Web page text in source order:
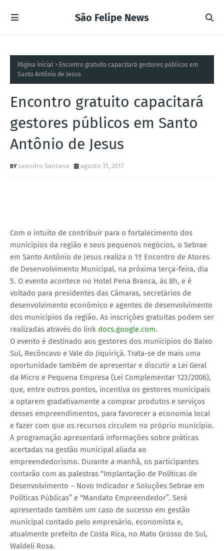
São Felipe News
Página inicial
Encontro gratuito capacitará gestores públicos em
Santo Antônio de Jesus
Encontro gratuito capacitará
gestores públicos em Santo
Antônio de Jesus
Leandro Santana agosto 31, 2017
Com o intuito de contribuir para o fortalecimento dos
municípios da região e seus pequenos negócios, o Sebrae
em Santo Antônio de Jesus realiza o 1º Encontro de Atores
de Desenvolvimento Municipal, na próxima terça-feira, dia
5. O evento acontece no Hotel Pena Branca, às 8h, e é
voltado para presidentes das Câmaras, secretários de
desenvolvimento econômico e agentes de desenvolvimento
dos municípios da região. As inscrições gratuitas podem ser
realizadas através do link docs.google.com.
O evento é destinado aos gestores dos municípios do Baixo
Sul, Recôncavo e Vale do Jiquiriçá. Trata-se de mais uma
oportunidade também de apresentar e discutir a Lei Geral
da Micro e Pequena Empresa (Lei Complementar 123/2006),
que, entre outros pontos, incentiva os gestores municipais
a optarem gradativamente a comprar produtos e serviços
desses empreendimentos, para favorecer a economia local
e fazer com que os recursos circulem no próprio município.
A programação apresentará informações sobre práticas
acertadas na gestão municipal aliada ao
empreendedorismo. Durante a manhã, os participantes
contarão com as palestras “Implantação de Políticas de
Desenvolvimento – Novo Indicador e Soluções Sebrae em
Políticas Públicas” e “Mandato Empreendedor”. Será
apresentado também um caso de sucesso em gestão
municipal contado pelo empresário, economista e,
atualmente prefeito de Costa Rica, no Mato Grosso do Sul,
Waldeli Rosa.